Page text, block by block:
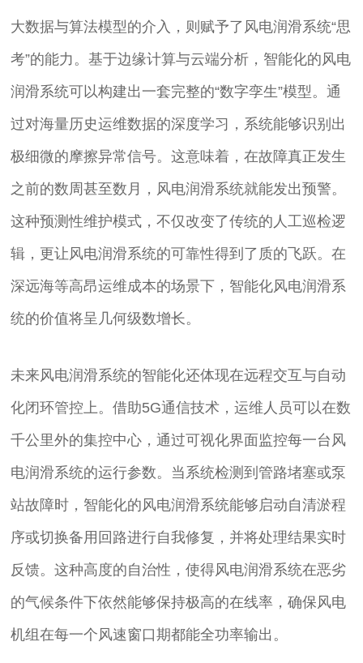
大数据与算法模型的介入，则赋予了风电润滑系统“思
考”的能力。基于边缘计算与云端分析，智能化的风电
润滑系统可以构建出一套完整的“数字孪生”模型。通
过对海量历史运维数据的深度学习，系统能够识别出
极细微的摩擦异常信号。这意味着，在故障真正发生
之前的数周甚至数月，风电润滑系统就能发出预警。
这种预测性维护模式，不仅改变了传统的人工巡检逻
辑，更让风电润滑系统的可靠性得到了质的飞跃。在
深远海等高昂运维成本的场景下，智能化风电润滑系
统的价值将呈几何级数增长。
未来风电润滑系统的智能化还体现在远程交互与自动
化闭环管控上。借助5G通信技术，运维人员可以在数
千公里外的集控中心，通过可视化界面监控每一台风
电润滑系统的运行参数。当系统检测到管路堵塞或泵
站故障时，智能化的风电润滑系统能够启动自清淤程
序或切换备用回路进行自我修复，并将处理结果实时
反馈。这种高度的自治性，使得风电润滑系统在恶劣
的气候条件下依然能够保持极高的在线率，确保风电
机组在每一个风速窗口期都能全功率输出。